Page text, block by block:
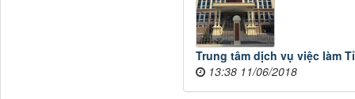
Trung tâm dịch vụ việc làm
13:38 11/06/2018